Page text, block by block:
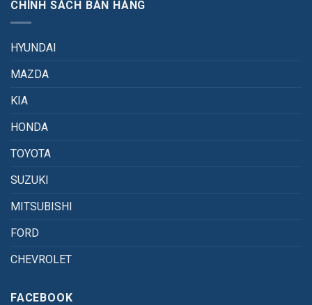
CHÍNH SÁCH BÁN HÀNG
HYUNDAI
MAZDA
KIA
HONDA
TOYOTA
SUZUKI
MITSUBISHI
FORD
CHEVROLET
FACEBOOK